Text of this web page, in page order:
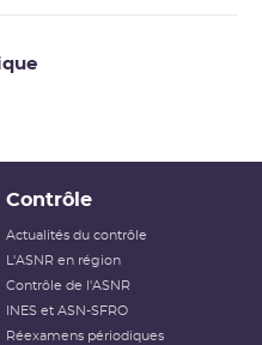
Contrôle
Actualités du contrôle
L'ASNR en région
Contrôle de l'ASNR
INES et ASN-SFRO
Réexamens périodiques